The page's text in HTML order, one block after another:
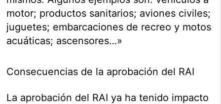
motor; productos sanitarios; aviones civiles;
juguetes; embarcaciones de recreo y motos
acuáticas; ascensores…»
Consecuencias de la aprobación del RAI
La aprobación del RAI ya ha tenido impacto